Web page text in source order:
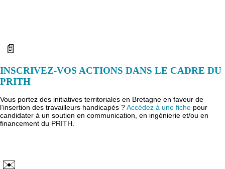
📄
INSCRIVEZ-VOS ACTIONS DANS LE CADRE DU
PRITH
Vous portez des initiatives territoriales en Bretagne en faveur de
l'insertion des travailleurs handicapés ?Accédez à une fiche pour
candidater à un soutien en communication, en ingénierie et/ou en
financement du PRITH.
✉️